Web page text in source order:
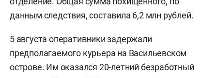
данным следствия, составила 6,2 млн рублей.
5 августа оперативники задержали
предполагаемого курьера на Васильевском
острове. Им оказался 20-летний безработный